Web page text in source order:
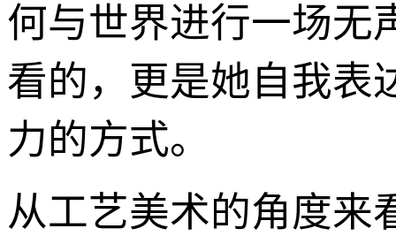
何与世界进行一场无
看的，更是她自我表
力的方式。
从工艺美术的角度来